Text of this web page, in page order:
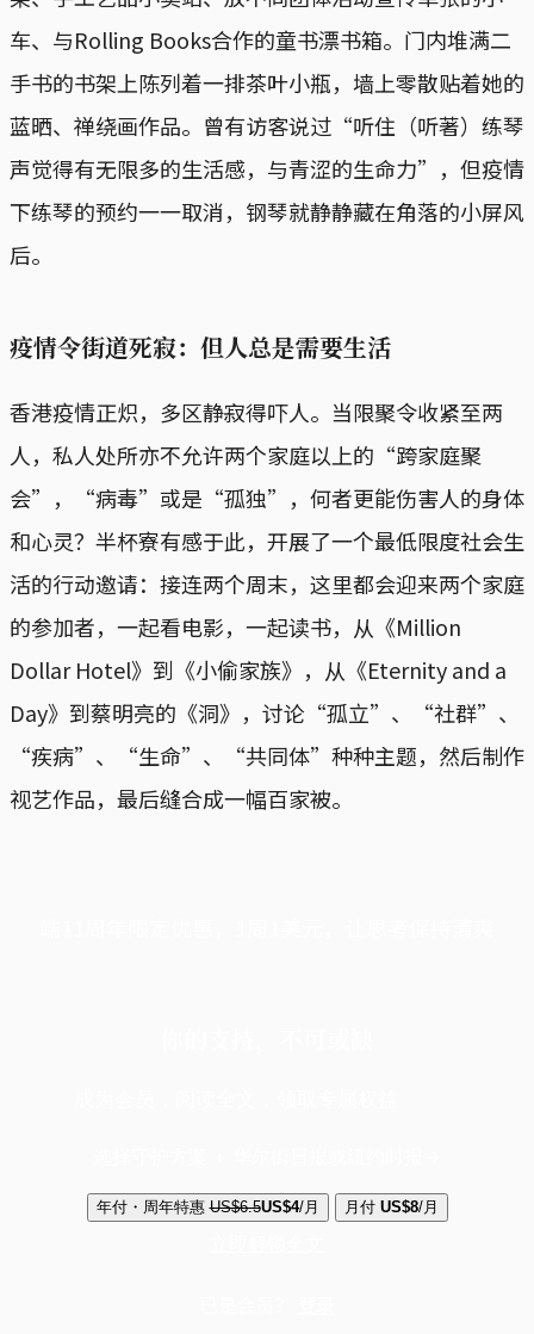
车、与Rolling Books合作的童书漂书箱。门内堆满二
手书的书架上陈列着一排茶叶小瓶，墙上零散贴着她的
蓝晒、禅绕画作品。曾有访客说过“听住（听著）练琴
声觉得有无限多的生活感，与青涩的生命力”，但疫情
下练琴的预约一一取消，钢琴就静静藏在角落的小屏风
后。
疫情令街道死寂：但人总是需要生活
香港疫情正炽，多区静寂得吓人。当限聚令收紧至两
人，私人处所亦不允许两个家庭以上的“跨家庭聚
会”，“病毒”或是“孤独”，何者更能伤害人的身体
和心灵？半杯寮有感于此，开展了一个最低限度社会生
活的行动邀请：接连两个周末，这里都会迎来两个家庭
的参加者，一起看电影，一起读书，从《Million
Dollar Hotel》到《小偷家族》，从《Eternity and a
Day》到蔡明亮的《洞》，讨论“孤立”、“社群”、
“疾病”、“生命”、“共同体”种种主题，然后制作
视艺作品，最后缝合成一幅百家被。
年付・周年特惠 US$6.5US$4/月 月付 US$8/月